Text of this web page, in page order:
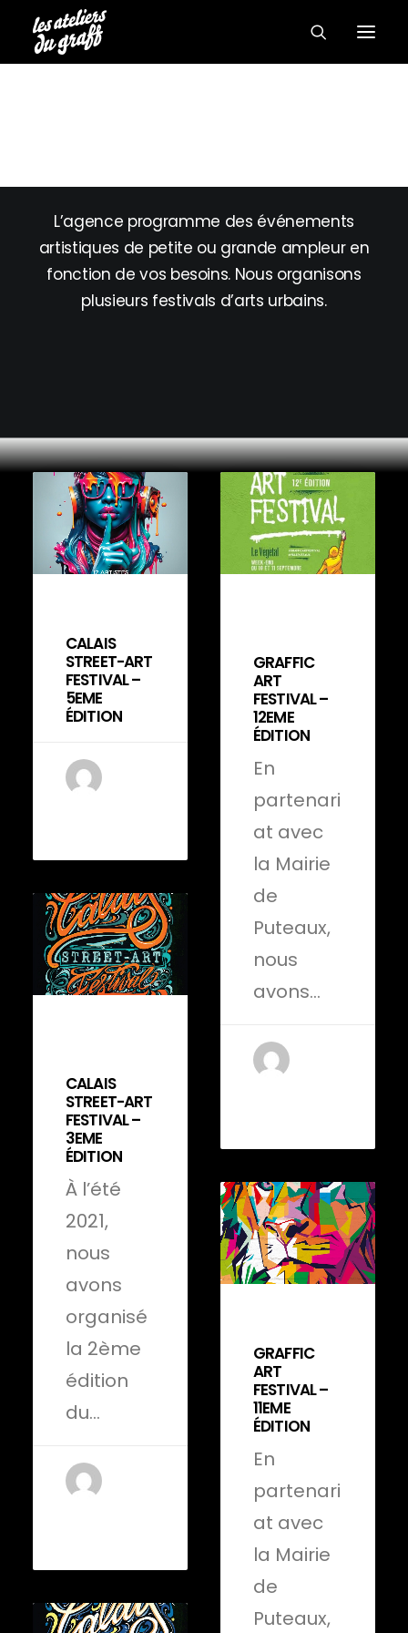
L’agence programme des événements
artistiques de petite ou grande ampleur en
fonction de vos besoins. Nous organisons
plusieurs festivals d’arts urbains.
CALAIS
STREET-ART
FESTIVAL –
5EME
ÉDITION
GRAFFIC
ART
FESTIVAL –
12EME
ÉDITION
En
partenari
at avec
la Mairie
de
Puteaux,
nous
avons…
CALAIS
STREET-ART
FESTIVAL –
3EME
ÉDITION
À l’été
2021,
nous
avons
organisé
la 2ème
édition
du…
GRAFFIC
ART
FESTIVAL –
11EME
ÉDITION
En
partenari
at avec
la Mairie
de
Puteaux,